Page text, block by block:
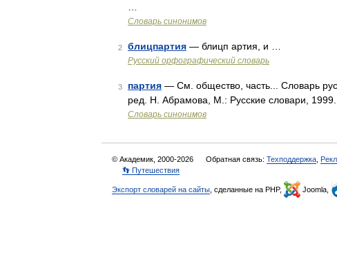
Словарь синонимов
2 блицпартия — блицп артия, и …
Русский орфографический словарь
3 партия — См. общество, часть... Словарь
ред. Н. Абрамова, М.: Русские словари,
Словарь синонимов
© Академик, 2000-2026 Обратная связь: Техподдержка
👣 Путешествия
Экспорт словарей на сайты , сделанные на PHP, Joomla,